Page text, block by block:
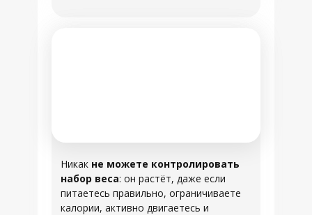
Никак не можете контролировать
набор веса: он растёт, даже если
питаетесь правильно, ограничиваете
калории, активно двигаетесь и